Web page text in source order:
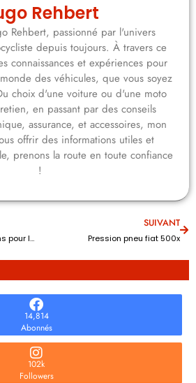
Rehbert
Rehbert, passionné par l'univers
depuis toujours. À travers ce
connaissances et expériences pour
des véhicules, que vous soyez
choix d'une voiture ou d'une moto
en passant par des conseils
assurance, et accessoires, mon
offrir des informations utiles et
prenons la route en toute confiance
!
Quelles sont les conditions pour louer une voiture ?
SUIVANT
Pression pneu fiat 500x
14,814
Abonnés
102k
Followers